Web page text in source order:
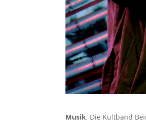
Musik. Die Kultband